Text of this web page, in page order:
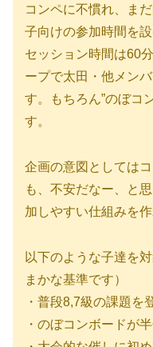
コンペに不慣れ、ま
子向けの参加時間を設
セッション時間は60
ープで太田・他メン
す。もちろん”のぼコ
す。
企画の意図としては
も、不安だなー、と
加しやすい仕組みを
以下のような子達を
まかな基準です）
・普段8,7級の課題を
・のぼコンボードが